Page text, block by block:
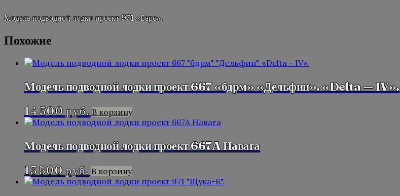
Модель подводной лодки проект 971 «Барс».
Похожие
Модель подводной лодки проект 667 «бдрм» «Дельфин». «Delta — IV».
14 500руб. В корзину
Модель подводной лодки проект 667A Навага
13 500руб. В корзину